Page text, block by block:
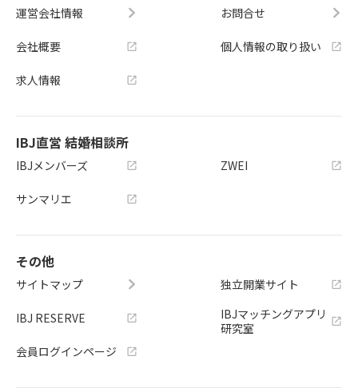
運営会社情報
会社概要
求人情報
お問合せ
個人情報の取り扱い
IBJ直営 結婚相談所
IBJメンバーズ
サンマリエ
ZWEI
その他
サイトマップ
IBJ RESERVE
会員ログインページ
独立開業サイト
IBJマッチングアプリ
研究室